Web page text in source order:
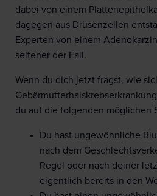
dabei von einem
dagegen aus Drüsenzellen
Experten von einem
seltener der Fall.
Wenn du dich jetzt fragst, wie
du auf die folgenden möglichen
Du hast ungewöhnliche
nach dem
Regel oder nach deiner
eigentlich bereits in den